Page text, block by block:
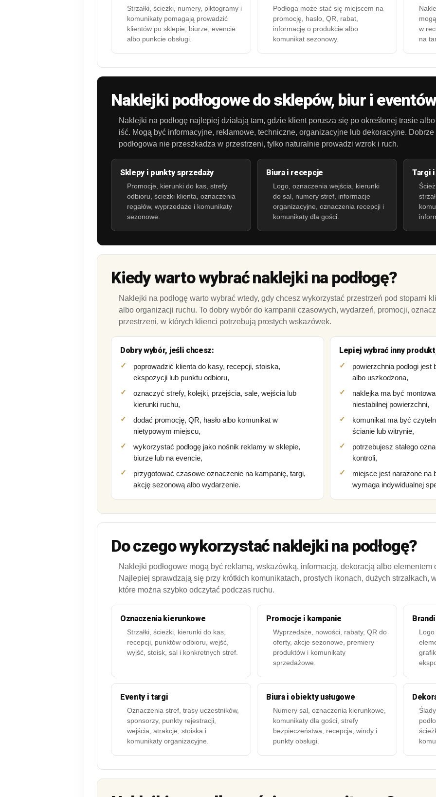
Strzałki, ścieżki, numery, piktogramy i
komunikaty pomagają prowadzić
klientów po sklepie, biurze, evencie
albo punkcie obsługi.
Podłoga może stać się miejscem na
promocję, hasło, QR, rabat,
informację o produkcie albo
komunikat sezonowy.
w
na
Naklejki podłogowe do sklepów, biur i eventów
Naklejki na podłogę najlepiej działają tam, gdzie klient porusza się po określonej trasie
iść. Mogą być informacyjne, reklamowe, techniczne, organizacyjne lub dekoracyjne.
podłogowa nie przeszkadza w przestrzeni, tylko naturalnie prowadzi wzrok i ruch.
Sklepy i punkty sprzedaży
Promocje, kierunki do kas, strefy
odbioru, ścieżki klienta, oznaczenia
regałów, wyprzedaże i komunikaty
sezonowe.
Biura i recepcje
Logo, oznaczenia wejścia, kierunki
do sal, numery stref, informacje
organizacyjne, oznaczenia recepcji i
komunikaty dla gości.
Targi
Kiedy warto wybrać naklejki na podłogę?
Naklejki na podłogę warto wybrać wtedy, gdy chcesz wykorzystać przestrzeń pod stopami
albo organizacji ruchu. To dobry wybór do kampanii czasowych, wydarzeń, promocji,
przestrzeni, w których klienci potrzebują prostych wskazówek.
Dobry wybór, jeśli chcesz:
poprowadzić klienta do kasy, recepcji, stoiska,
ekspozycji lub punktu odbioru,
oznaczyć strefy, kolejki, przejścia, sale, wejścia lub
kierunki ruchu,
dodać promocję, QR, hasło albo komunikat w
nietypowym miejscu,
wykorzystać podłogę jako nośnik reklamy w sklepie,
biurze lub na evencie,
przygotować czasowe oznaczenie na kampanię, targi,
akcję sezonową albo wydarzenie.
Lepiej wybrać inny
powierzchnia podłogi jest
albo uszkodzona,
naklejka ma być
niestabilnej powierzchni,
komunikat ma być
ścianie lub witrynie,
potrzebujesz stałego
kontroli,
miejsce jest narażone na
wymaga indywidualnej
Do czego wykorzystać naklejki na podłogę?
Naklejki podłogowe mogą być reklamą, wskazówką, informacją, dekoracją albo elementem
Najlepiej sprawdzają się przy krótkich komunikatach, prostych ikonach, dużych strzałkach,
które można szybko odczytać podczas ruchu.
Oznaczenia kierunkowe
Strzałki, ścieżki, kierunki do kas,
recepcji, punktów odbioru, wejść,
wyjść, stoisk, sal i konkretnych stref.
Promocje i kampanie
Wyprzedaże, nowości, rabaty, QR do
oferty, akcje sezonowe, premiery
produktów i komunikaty
sprzedażowe.
Logo
Eventy i targi
Oznaczenia stref, trasy uczestników,
sponsorzy, punkty rejestracji,
wejścia, atrakcje, stoiska i
komunikaty organizacyjne.
Biura i obiekty usługowe
Numery sal, oznaczenia kierunkowe,
komunikaty dla gości, strefy
bezpieczeństwa, recepcja, windy i
punkty obsługi.